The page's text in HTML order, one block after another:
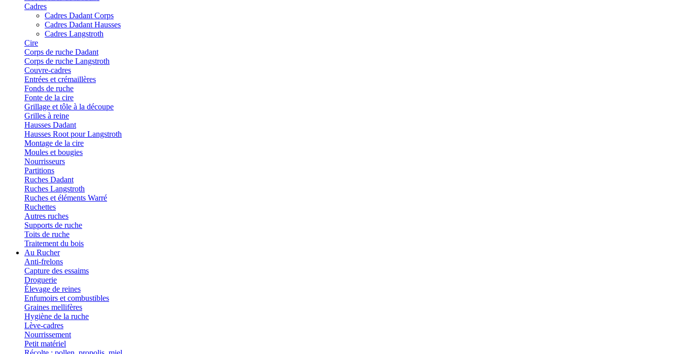
Cadres
Cadres Dadant Corps
Cadres Dadant Hausses
Cadres Langstroth
Cire
Corps de ruche Dadant
Corps de ruche Langstroth
Couvre-cadres
Entrées et crémaillères
Fonds de ruche
Fonte de la cire
Grillage et tôle à la découpe
Grilles à reine
Hausses Dadant
Hausses Root pour Langstroth
Montage de la cire
Moules et bougies
Nourrisseurs
Partitions
Ruches Dadant
Ruches Langstroth
Ruches et éléments Warré
Ruchettes
Autres ruches
Supports de ruche
Toits de ruche
Traitement du bois
Au Rucher
Anti-frelons
Capture des essaims
Droguerie
Élevage de reines
Enfumoirs et combustibles
Graines mellifères
Hygiène de la ruche
Lève-cadres
Nourrissement
Petit matériel